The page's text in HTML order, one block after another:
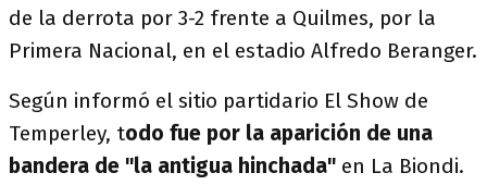
de la derrota por 3-2 frente a Quilmes, por la
Primera Nacional, en el estadio Alfredo Beranger.
Según informó el sitio partidario El Show de
Temperley, todo fue por la aparición de una
bandera de "la antigua hinchada" en La Biondi.